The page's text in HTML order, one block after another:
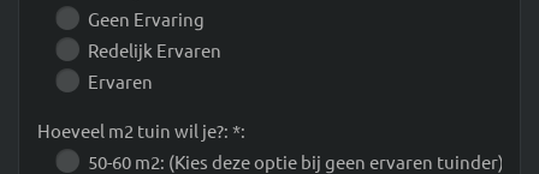
Geen Ervaring
Redelijk Ervaren
Ervaren
Hoeveel m2 tuin wil je?: *:
50-60 m2: (Kies deze optie bij geen ervaren tuinder)